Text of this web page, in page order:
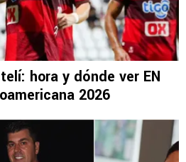
hora y dónde ver EN
2026